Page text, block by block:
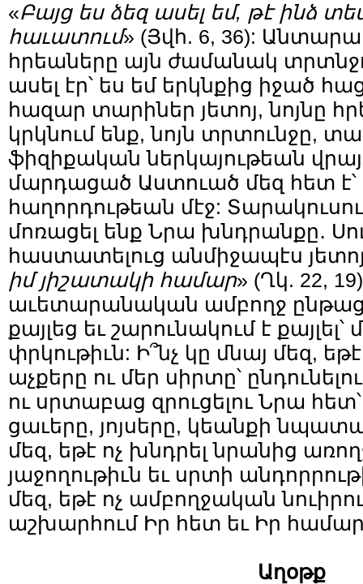
«Բայց ես ձեզ ասել եմ, թէ ինձ
հաւատում» (Յվհ. 6, 36):
հրեաները այն ժամանակ
ասել էր՝ ես եմ երկնքից իջած
հազար տարիներ յետոյ, նոյնը
կրկնում ենք, նոյն տրտունջը,
ֆիզիքական ներկայութեան
մարդացած Աստուած մեզ հետ է՝
հաղորդութեան մէջ:
մոռացել ենք Նրա խնդրանքը․
հաստատելուց անմիջապէս
իմ յիշատակի համար» (Ղկ. 22,
աւետարանական ամբողջ
քայլեց եւ շարունակում է
փրկութիւն: Ի՞նչ կը մնայ մեզ,
աչքերը ու մեր սիրտը՝
ու սրտաբաց զրուցելու Նրա
ցաւերը, յոյսերը, կեանքի
մեզ, եթէ ոչ խնդրել նրանից
յաջողութիւն եւ սրտի
մեզ, եթէ ոչ ամբողջական
աշխարհում Իր հետ եւ Իր
Աղօթք